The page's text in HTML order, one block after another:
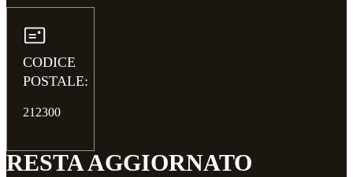
CODICE
POSTALE:
212300
RESTA AGGIORNATO